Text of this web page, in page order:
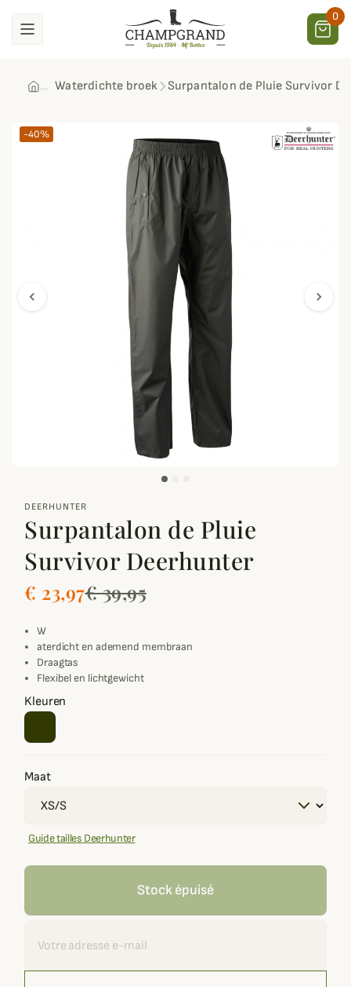
0
Waterdichte broek Surpantalon de Pluie Survivor
chevron_left chevron_right
-40%
DEERHUNTER
Surpantalon de Pluie
Survivor Deerhunter
€ 23,97€ 39,95
W
aterdicht en ademend membraan
Draagtas
Flexibel en lichtgewicht
Kleuren
Maat
Guide tailles Deerhunter
Stock épuisé